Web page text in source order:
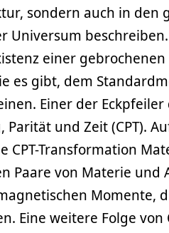
sondern auch in den
Universum
einer
es gibt, dem
Einer der Eckpfeiler
und Zeit (CPT).
CPT-Transformation
Paare von Materie
Momente,
Eine weitere Folge von